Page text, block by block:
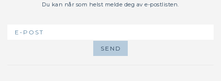
Du kan når som helst melde deg av e-postlisten.